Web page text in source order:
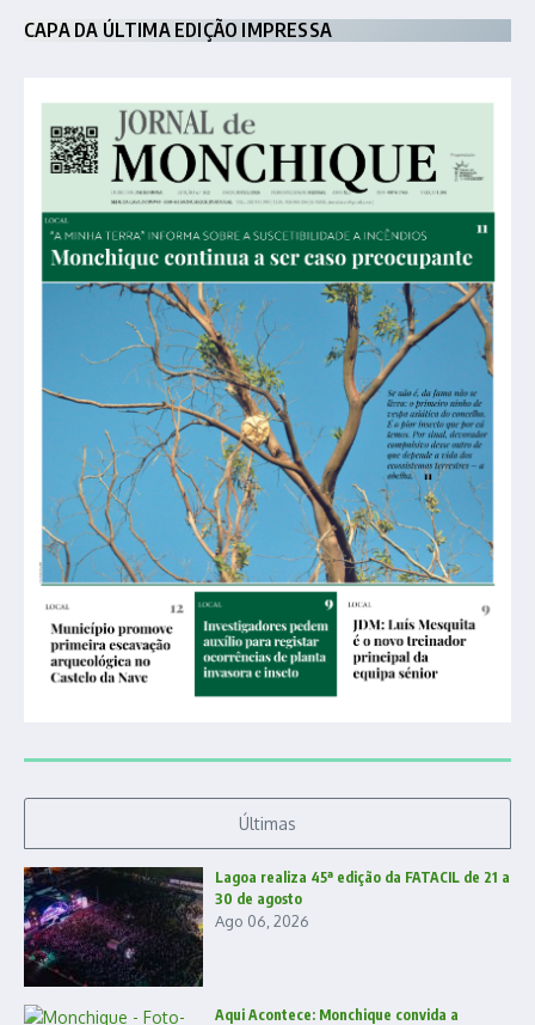
CAPA DA ÚLTIMA EDIÇÃO IMPRESSA
Últimas
Lagoa realiza 45ª edição da FATACIL de 21 a
30 de agosto
Ago 06, 2026
Aqui Acontece: Monchique convida a